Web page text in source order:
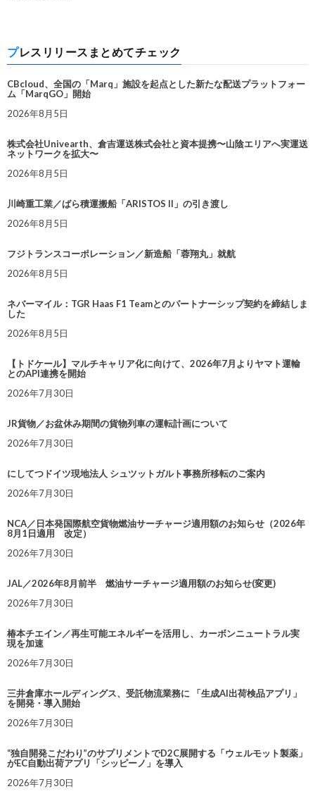
プレスリリースまとめてチェック
CBcloud、全国の「Marq」施設を起点とした新たな配送プラットフォー
ム「MarqGO」開始
2026年8月5日
株式会社Univearth、倉吉運送株式会社と資本提携〜山陰エリアへ実運送
ネットワークを拡大〜
2026年8月5日
川崎重工業／ばら積運搬船「ARISTOS II」の引き渡し
2026年8月5日
フジトランスコーポレーション／新造船「蓉翔丸」就航
2026年8月5日
ネバーマイル：TGR Haas F1 Teamとのパートナーシップ契約を締結しま
した
2026年8月5日
【トドケール】マルチキャリア化に向けて、2026年7月よりヤマト運輸
とのAPI連携を開始
2026年7月30日
JR貨物／お盆休み期間の貨物列車の運転計画について
2026年7月30日
にしてつドイツ現地法人 シュツットガルト事務所移転のご案内
2026年7月30日
NCA／日本発国際航空貨物燃油サーチャージ適用額のお知らせ（2026年
8月1日適用 改定）
2026年7月30日
JAL／2026年8月前半 燃油サーチャージ適用額のお知らせ(変更)
2026年7月30日
椿本チエイン／再生可能エネルギーを活用し、カーボンニュートラル実
現を加速
2026年7月30日
三井倉庫ホールディングス、受託物流業務に 「生成AI出荷検品アプリ」
を開発・導入開始
2026年7月30日
“独自開発こだわり”のサプリメントでD2C展開する「ウェルモット製薬」
がEC自動出荷アプリ「シッピーノ」を導入
2026年7月30日